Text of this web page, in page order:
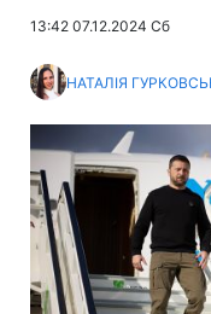
13:42 07.12.2024 Сб
НАТАЛІЯ